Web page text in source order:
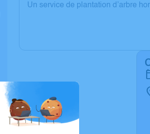
Un service de plantation d’arbre